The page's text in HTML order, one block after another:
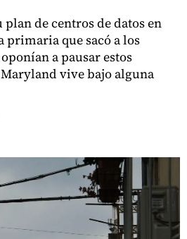
de centros de datos en
primaria que sacó a los
a pausar estos
vive bajo alguna